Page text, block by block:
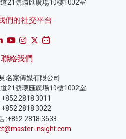
21號環匯廣場10樓1002室
們的社交平台
聯絡我們
名家傳媒有限公司
21號環匯廣場10樓1002室
+852 2818 3011
+852 2818 3022
:+852 2818 3638
insight.com